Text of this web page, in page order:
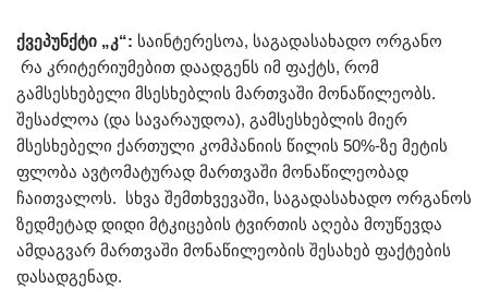
ქვეპუნქტი „კ“: საინტერესოა, საგადასახადო ორგანო
რა კრიტერიუმებით დაადგენს იმ ფაქტს, რომ
გამსესხებელი მსესხებლის მართვაში მონაწილეობს.
შესაძლოა (და სავარაუდოა), გამსესხებლის მიერ
მსესხებელი ქართული კომპანიის წილის 50%-ზე მეტის
ფლობა ავტომატურად მართვაში მონაწილეობად
ჩაითვალოს. სხვა შემთხვევაში, საგადასახადო ორგანოს
ზედმეტად დიდი მტკიცების ტვირთის აღება მოუწევდა
ამდაგვარ მართვაში მონაწილეობის შესახებ ფაქტების
დასადგენად.